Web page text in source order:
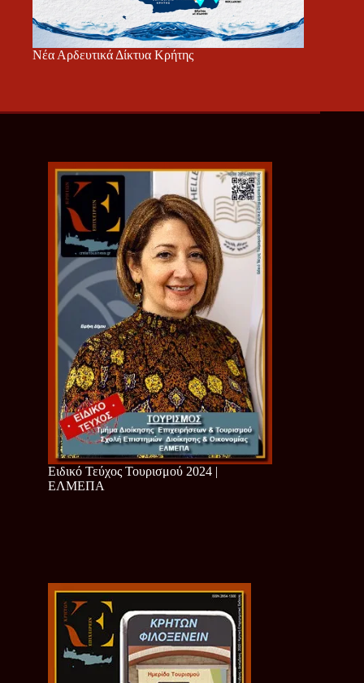
Νέα Αρδευτικά Δίκτυα Κρήτης
Ειδικό Τεύχος Τουρισμού 2024 |
ΕΛΜΕΠΑ